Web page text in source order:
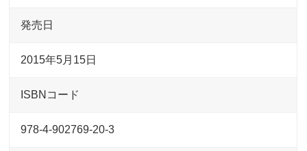
発売日
2015年5月15日
ISBNコード
978-4-902769-20-3